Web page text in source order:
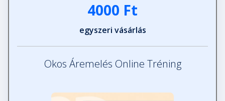
4000 Ft
egyszeri vásárlás
Okos Áremelés Online Tréning